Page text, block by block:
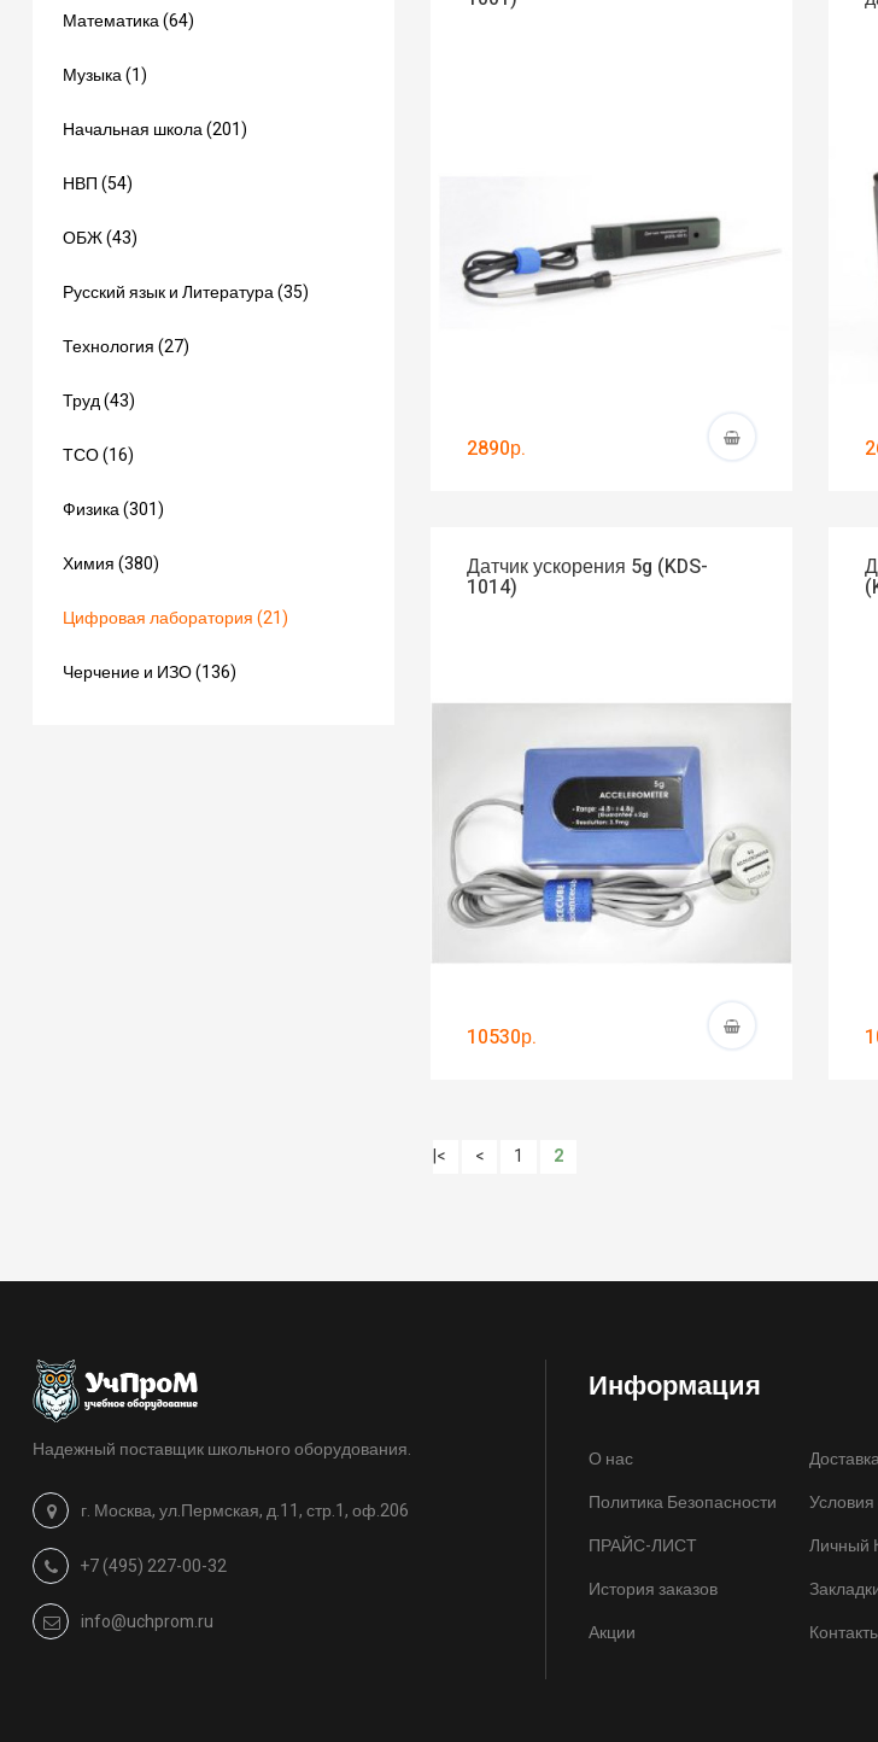
Математика (64)
Музыка (1)
Начальная школа (201)
НВП (54)
ОБЖ (43)
Русский язык и Литература (35)
Технология (27)
Труд (43)
ТСО (16)
Физика (301)
Химия (380)
Цифровая лаборатория (21)
Черчение и ИЗО (136)
2890р.
Датчик ускорения 5g (KDS-
1014)
10530р.
|< < 1 2
Надежный поставщик школьного оборудования.
г. Москва, ул.Пермская, д.11, стр.1, оф.206
+7 (495) 227-00-32
info@uchprom.ru
Информация
О нас
Политика Безопасности
ПРАЙС-ЛИСТ
Личный
История заказов
Акции